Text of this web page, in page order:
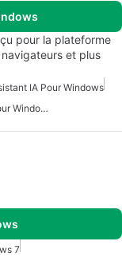
pour la plateforme
et plus
IA Pour Windows
Extension D'aide Gratuite Pour Windows
7